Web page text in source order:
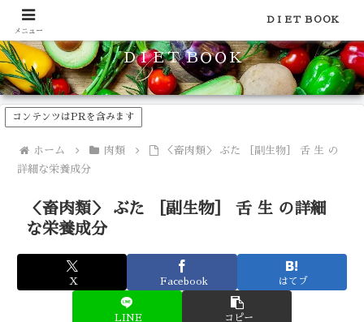
食品のカロリーや糖質などの栄養素がわかる！健康やダイエットに
ＤＩＥＴ ＢＯＯＫ
コンテンツはPRを含みます
ホーム 肉類
＜畜肉類＞ ぶた ［副生物］ 舌 生 の
詳細な栄養成分
＜畜肉類＞ ぶた ［副生物］ 舌 生 の詳細
な栄養成分
X Facebook はてブ
LINE コピー
メニュー
ＤＩＥＴ ＢＯＯＫ